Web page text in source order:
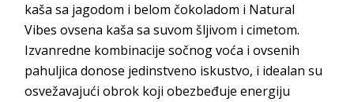
kaša sa jagodom i belom čokoladom i Natural
Vibes ovsena kaša sa suvom šljivom i cimetom.
Izvanredne kombinacije sočnog voća i ovsenih
pahuljica donose jedinstveno iskustvo, i idealan su
osvežavajući obrok koji obezbeđuje energiju